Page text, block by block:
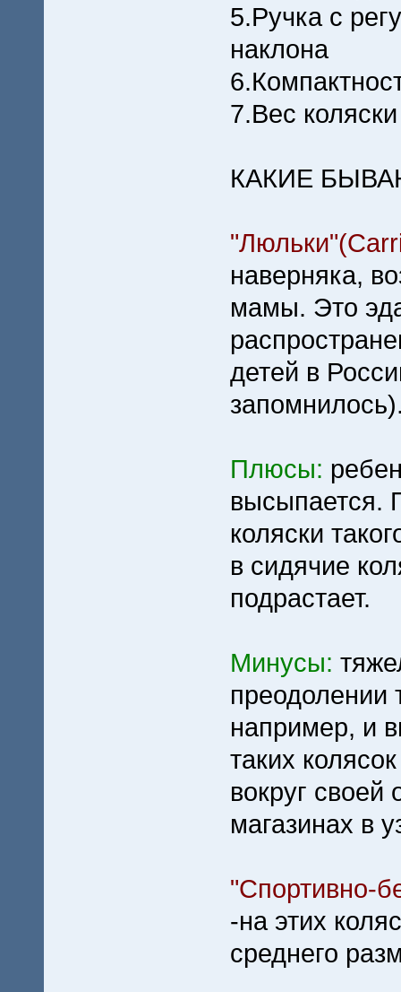
5.Ручка с
наклона
7.Вес коляски
КАКИЕ
наверняка,
мамы. Это
детей в
Плюсы:
высыпается.
коляски
в сидячие
подрастает.
Минусы:
преодолении
например, и
таких
вокруг своей
магазинах в
"Спортивно-
-на этих
среднего